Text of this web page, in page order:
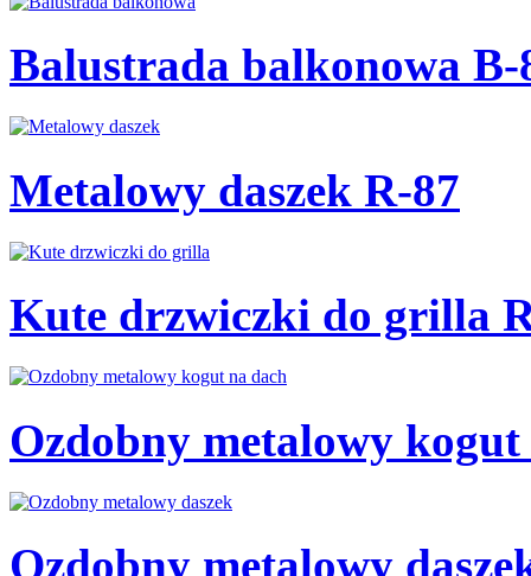
Balustrada balkonowa B-
Metalowy daszek R-87
Kute drzwiczki do grilla
Ozdobny metalowy
Ozdobny metalowy